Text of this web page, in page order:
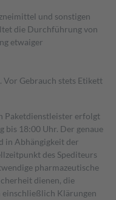
und sonstigen
die Durchführung von
etwaiger
Gebrauch stets Etikett
Paketdienstleister erfolgt
bis 18:00 Uhr. Der genaue
in Abhängigkeit der
des Spediteurs
pharmazeutische
dienen, die
Klärungen